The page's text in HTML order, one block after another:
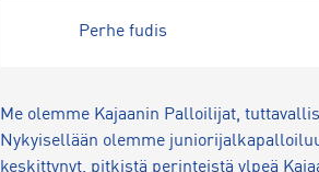
Perhe fudis
Me olemme Kajaanin Palloilijat,
Nykyisellään olemme
keskittynyt, pitkistä perinteistä ylpeä